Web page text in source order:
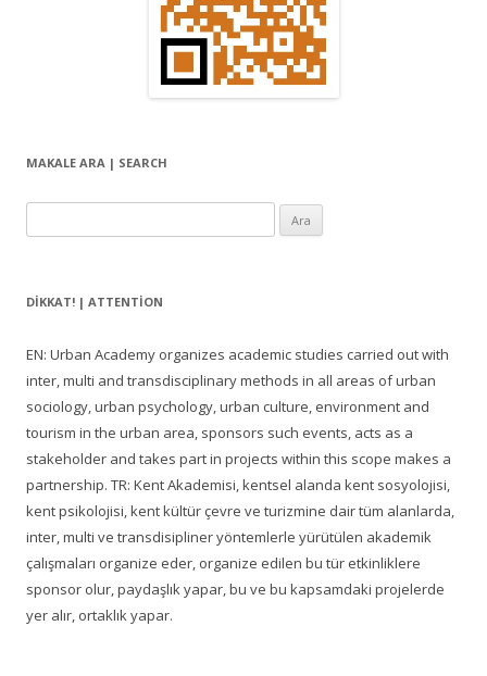
MAKALE ARA | SEARCH
DIKKAT! | ATTENTION
EN: Urban Academy organizes academic studies carried out with
inter, multi and transdisciplinary methods in all areas of urban
sociology, urban psychology, urban culture, environment and
tourism in the urban area, sponsors such events, acts as a
stakeholder and takes part in projects within this scope makes a
partnership. TR: Kent Akademisi, kentsel alanda kent sosyolojisi,
kent psikolojisi, kent kültür çevre ve turizmine dair tüm alanlarda,
inter, multi ve transdisipliner yöntemlerle yürütülen akademik
çalışmaları organize eder, organize edilen bu tür etkinliklere
sponsor olur, paydaşlık yapar, bu ve bu kapsamdaki projelerde
yer alır, ortaklık yapar.